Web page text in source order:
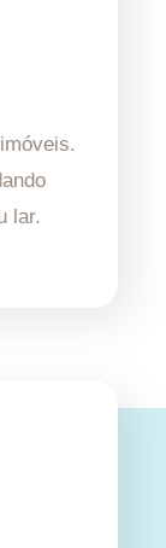
lar.